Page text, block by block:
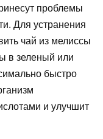
проблемы
Для устранения
чай из мелиссы
в зеленый или
быстро
и улучшит